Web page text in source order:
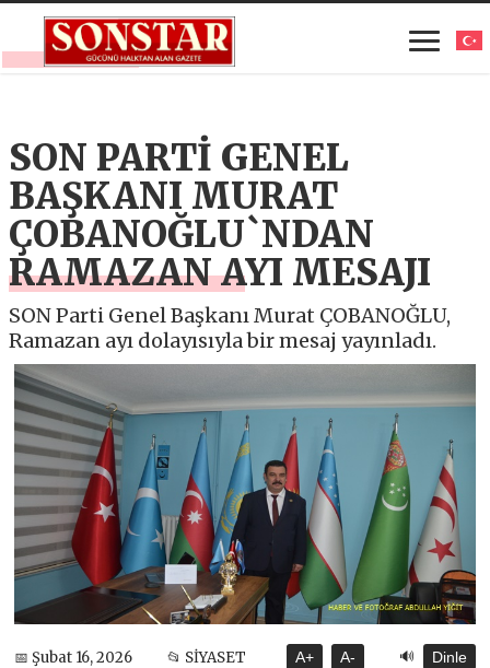
SON PARTİ GENEL
BAŞKANI MURAT
ÇOBANOĞLU`NDAN
RAMAZAN AYI MESAJI
SON Parti Genel Başkanı Murat ÇOBANOĞLU,
Ramazan ayı dolayısıyla bir mesaj yayınladı.
📅 Şubat 16, 2026 📂 SİYASET A+ A- 🔊 Dinle